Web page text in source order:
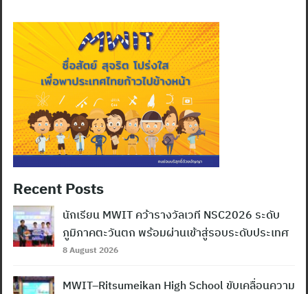
Recent Posts
นักเรียน MWIT คว้ารางวัลเวที NSC2026 ระดับ
ภูมิภาคตะวันตก พร้อมผ่านเข้าสู่รอบระดับประเทศ
8 August 2026
MWIT–Ritsumeikan High School ขับเคลื่อนความ